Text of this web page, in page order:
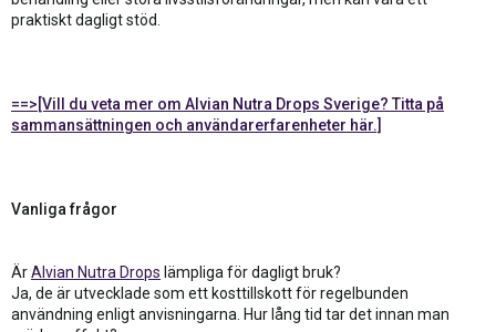
praktiskt dagligt stöd.
==>[Vill du veta mer om Alvian Nutra Drops Sverige? Titta på
sammansättningen och användarerfarenheter här.]
Vanliga frågor
ÄrAlvian Nutra Drops lämpliga för dagligt bruk?
Ja, de är utvecklade som ett kosttillskott för regelbunden
användning enligt anvisningarna. Hur lång tid tar det innan man